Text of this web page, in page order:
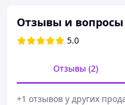
жаропрочного стекла.
можно до 300 °C,
для выпечки, утятницы,
жаропрочного стекла
привкусы
Отзывы и вопросы
5.0
Отзывы (2)
+1 отзывов у других